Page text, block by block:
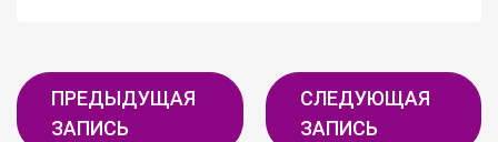
ПРЕДЫДУЩАЯ
ЗАПИСЬ
СЛЕДУЮЩАЯ
ЗАПИСЬ